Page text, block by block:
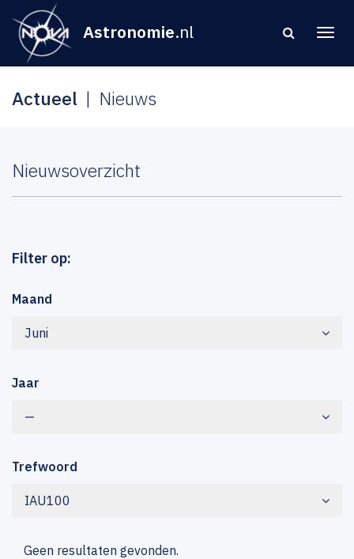
Astronomie.nl
Actueel Nieuws
Nieuwsoverzicht
Filter op:
Maand
Juni
Jaar
—
Trefwoord
IAU100
Geen resultaten gevonden.